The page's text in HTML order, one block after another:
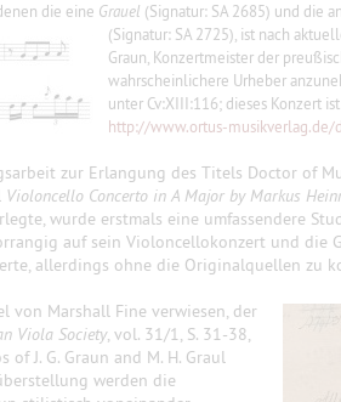
die eine Grauel (Signatur: SA 2685) und die
(Signatur: SA 2725), ist nach
Graun, Konzertmeister der
wahrscheinlichere Urheber
unter Cv:XIII:116; dieses Konzert
http://www.ortus-
zur Erlangung des Titels Doctor of
Violoncello Concerto in A Major by Markus
wurde erstmals eine umfassendere
auf sein Violoncellokonzert und die
allerdings ohne die Originalquellen zu
von Marshall Fine verwiesen, der
Viola Society, vol. 31/1, S. 31-38,
of J. G. Graun and M. H. Graul
werden die